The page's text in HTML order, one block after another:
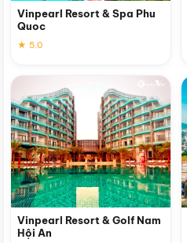
Vinpearl Resort & Spa Phu
Quoc
★ 5.0
Vinpearl Resort & Golf Nam
Hội An